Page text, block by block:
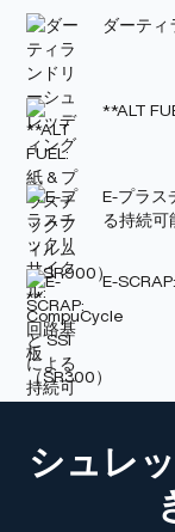
ダーティ
**ALT
E-プラス
る持続可
E-
シュレ